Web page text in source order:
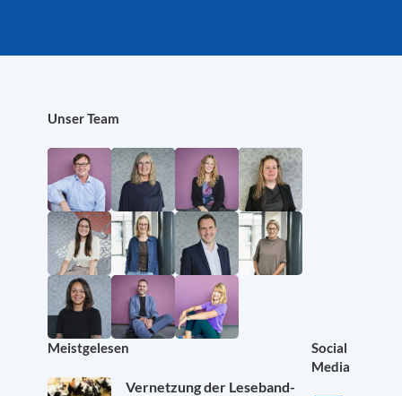
Unser Team
Meistgelesen
Vernetzung der Leseband-
Social
Media